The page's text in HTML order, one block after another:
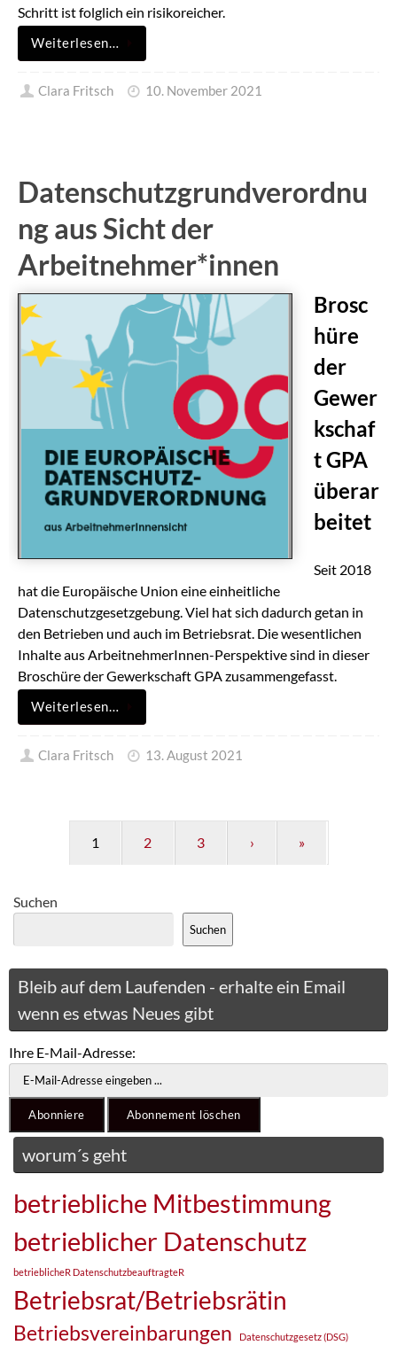
Schritt ist folglich ein risikoreicher.
Weiterlesen…
Clara Fritsch 10. November 2021
Datenschutzgrundverordnu
ng aus Sicht der
Arbeitnehmer*innen
Brosc
hüre
der
Gewer
kschaf
t GPA
überar
beitet
Seit 2018
hat die Europäische Union eine einheitliche
Datenschutzgesetzgebung. Viel hat sich dadurch getan in
den Betrieben und auch im Betriebsrat. Die wesentlichen
Inhalte aus ArbeitnehmerInnen-Perspektive sind in dieser
Broschüre der Gewerkschaft GPA zusammengefasst.
Weiterlesen…
Clara Fritsch 13. August 2021
1 2 3 › »
Suchen
Suchen
Bleib auf dem Laufenden - erhalte ein Email
wenn es etwas Neues gibt
Ihre E-Mail-Adresse:
worum´s geht
betriebliche Mitbestimmung
betrieblicher Datenschutz
betrieblicheR DatenschutzbeauftragteR
Betriebsrat/Betriebsrätin
Betriebsvereinbarungen Datenschutzgesetz (DSG)